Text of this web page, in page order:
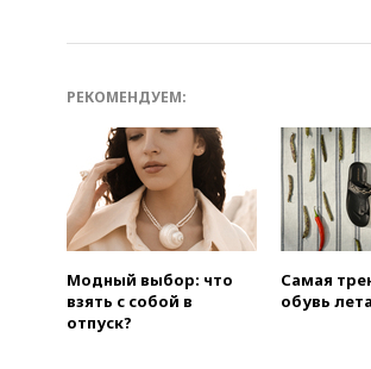
РЕКОМЕНДУЕМ:
Модный выбор: что
взять с собой в
отпуск?
Самая
обувь